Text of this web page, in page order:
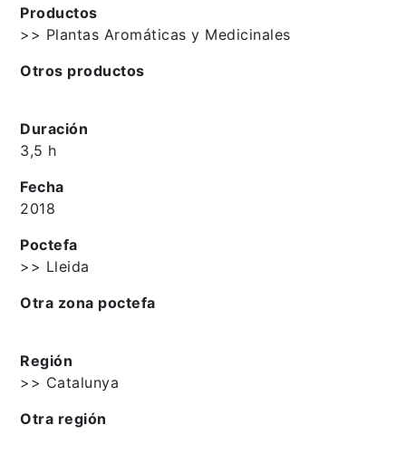
Productos
>> Plantas Aromáticas y Medicinales
Otros productos
Duración
3,5 h
Fecha
2018
Poctefa
>> Lleida
Otra zona poctefa
Región
>> Catalunya
Otra región